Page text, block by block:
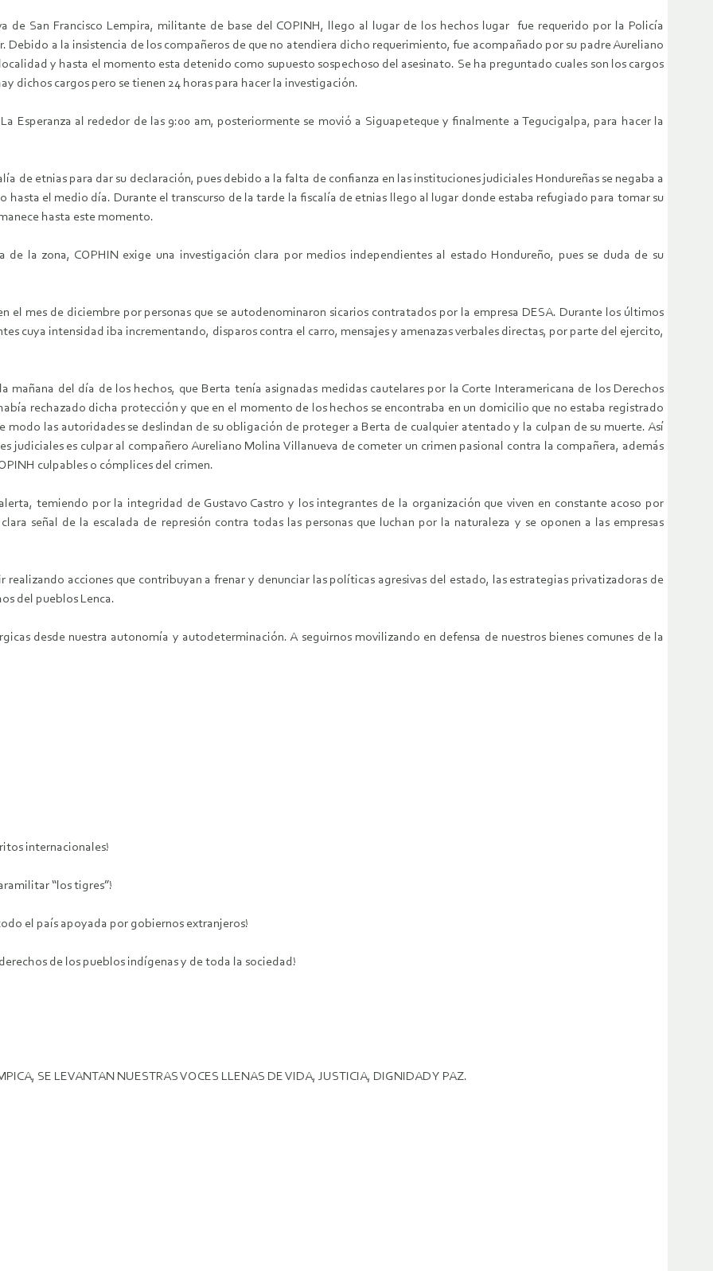
de San Francisco Lempira, militante de base del COPINH, llego al lugar de los hechos lugar fue requerido por la Policía
Debido a la insistencia de los compañeros de que no atendiera dicho requerimiento, fue acompañado por su padre Aureliano
y hasta el momento esta detenido como supuesto sospechoso del asesinato. Se ha preguntado cuales son los cargos
dichos cargos pero se tienen 24 horas para hacer la investigación.
Esperanza al rededor de las 9:00 am, posteriormente se movió a Siguapeteque y finalmente a Tegucigalpa, para hacer la
de etnias para dar su declaración, pues debido a la falta de confianza en las instituciones judiciales Hondureñas se negaba a
hasta el medio día. Durante el transcurso de la tarde la fiscalía de etnias llego al lugar donde estaba refugiado para tomar su
hasta este momento.
la zona, COPHIN exige una investigación clara por medios independientes al estado Hondureño, pues se duda de su
el mes de diciembre por personas que se autodenominaron sicarios contratados por la empresa DESA. Durante los últimos
cuya intensidad iba incrementando, disparos contra el carro, mensajes y amenazas verbales directas, por parte del ejercito,
mañana del día de los hechos, que Berta tenía asignadas medidas cautelares por la Corte Interamericana de los Derechos
rechazado dicha protección y que en el momento de los hechos se encontraba en un domicilio que no estaba registrado
las autoridades se deslindan de su obligación de proteger a Berta de cualquier atentado y la culpan de su muerte. Así
judiciales es culpar al compañero Aureliano Molina Villanueva de cometer un crimen pasional contra la compañera, además
culpables o cómplices del crimen.
temiendo por la integridad de Gustavo Castro y los integrantes de la organización que viven en constante acoso por
señal de la escalada de represión contra todas las personas que luchan por la naturaleza y se oponen a las empresas
acciones que contribuyan a frenar y denunciar las políticas agresivas del estado, las estrategias privatizadoras de
del pueblos Lenca.
desde nuestra autonomía y autodeterminación. A seguirnos movilizando en defensa de nuestros bienes comunes de la
internacionales!
“los tigres”!
el país apoyada por gobiernos extranjeros!
de los pueblos indígenas y de toda la sociedad!
SE LEVANTAN NUESTRAS VOCES LLENAS DE VIDA, JUSTICIA, DIGNIDAD Y PAZ.